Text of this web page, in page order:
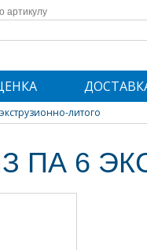
литого
ПА 6